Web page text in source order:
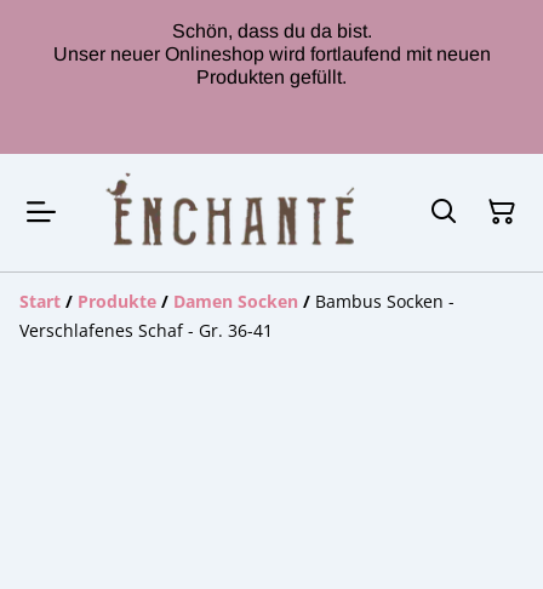
Schön, dass du da bist.
Unser neuer Onlineshop wird fortlaufend mit neuen
Produkten gefüllt.
Start / Produkte / Damen Socken / Bambus Socken -
Verschlafenes Schaf - Gr. 36-41